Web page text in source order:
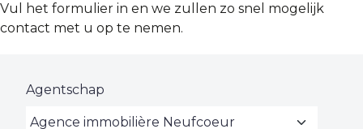
Nieuwbouw
Over ons
Vul het formulier in en we zullen zo snel mogelijk
contact met u op te nemen.
Agentschap